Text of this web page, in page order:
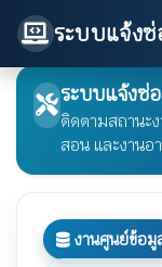
ระบบแจ้ง
ระบบแจ้งซ่
ติดตามสถานะ
สอน และงานอ
งานศูนย์ข้อมู